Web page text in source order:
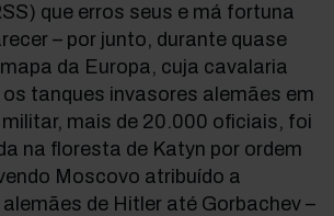
que erros seus e má fortuna
– por junto, durante quase
da Europa, cuja cavalaria
tanques invasores alemães em
mais de 20.000 oficiais, foi
na floresta de Katyn por ordem
Moscovo atribuído a
de Hitler até Gorbachev –